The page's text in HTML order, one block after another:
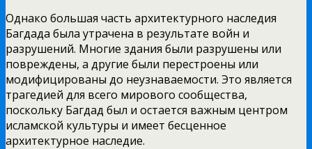
Однако большая часть архитектурного наследия
Багдада была утрачена в результате войн и
разрушений. Многие здания были разрушены или
повреждены, а другие были перестроены или
модифицированы до неузнаваемости. Это является
трагедией для всего мирового сообщества,
поскольку Багдад был и остается важным центром
исламской культуры и имеет бесценное
архитектурное наследие.